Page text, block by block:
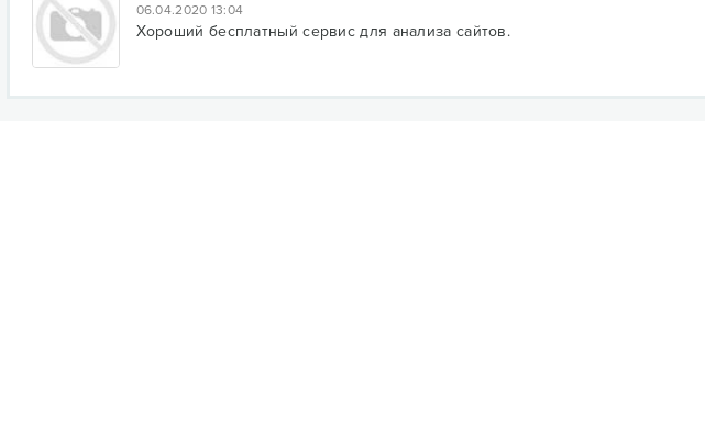
06.04.2020 13:04
Хороший бесплатный сервис для анализа сайтов.